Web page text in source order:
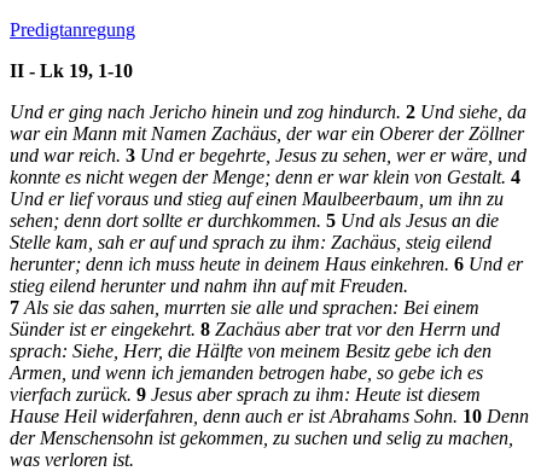
Predigtanregung
II - Lk 19, 1-10
Und er ging nach Jericho hinein und zog hindurch. 2 Und siehe, da
war ein Mann mit Namen Zachäus, der war ein Oberer der Zöllner
und war reich. 3 Und er begehrte, Jesus zu sehen, wer er wäre, und
konnte es nicht wegen der Menge; denn er war klein von Gestalt. 4
Und er lief voraus und stieg auf einen Maulbeerbaum, um ihn zu
sehen; denn dort sollte er durchkommen. 5 Und als Jesus an die
Stelle kam, sah er auf und sprach zu ihm: Zachäus, steig eilend
herunter; denn ich muss heute in deinem Haus einkehren. 6 Und er
stieg eilend herunter und nahm ihn auf mit Freuden.
7 Als sie das sahen, murrten sie alle und sprachen: Bei einem
Sünder ist er eingekehrt. 8 Zachäus aber trat vor den Herrn und
sprach: Siehe, Herr, die Hälfte von meinem Besitz gebe ich den
Armen, und wenn ich jemanden betrogen habe, so gebe ich es
vierfach zurück. 9 Jesus aber sprach zu ihm: Heute ist diesem
Hause Heil widerfahren, denn auch er ist Abrahams Sohn. 10 Denn
der Menschensohn ist gekommen, zu suchen und selig zu machen,
was verloren ist.